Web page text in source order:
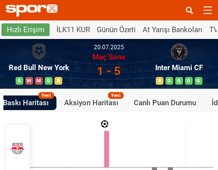
Hızlı Erişim İLK11 KUR Günün Özeti At Yarışı Bankoları
Red Bull New York
G M M G B
20.07.2025
Maç Sonu
1 - 5 Inter Miami CF
B G G G G
Baskı Haritası
Yeni
Aksiyon Haritası
Yeni
Canlı Puan Durumu